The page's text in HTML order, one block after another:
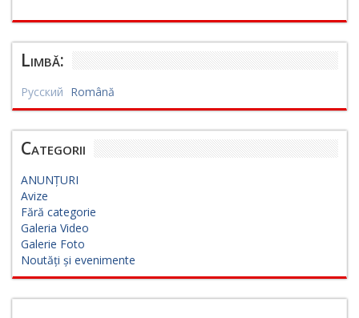
Limbă:
Русский Română
Categorii
ANUNȚURI
Avize
Fără categorie
Galeria Video
Galerie Foto
Noutăți și evenimente